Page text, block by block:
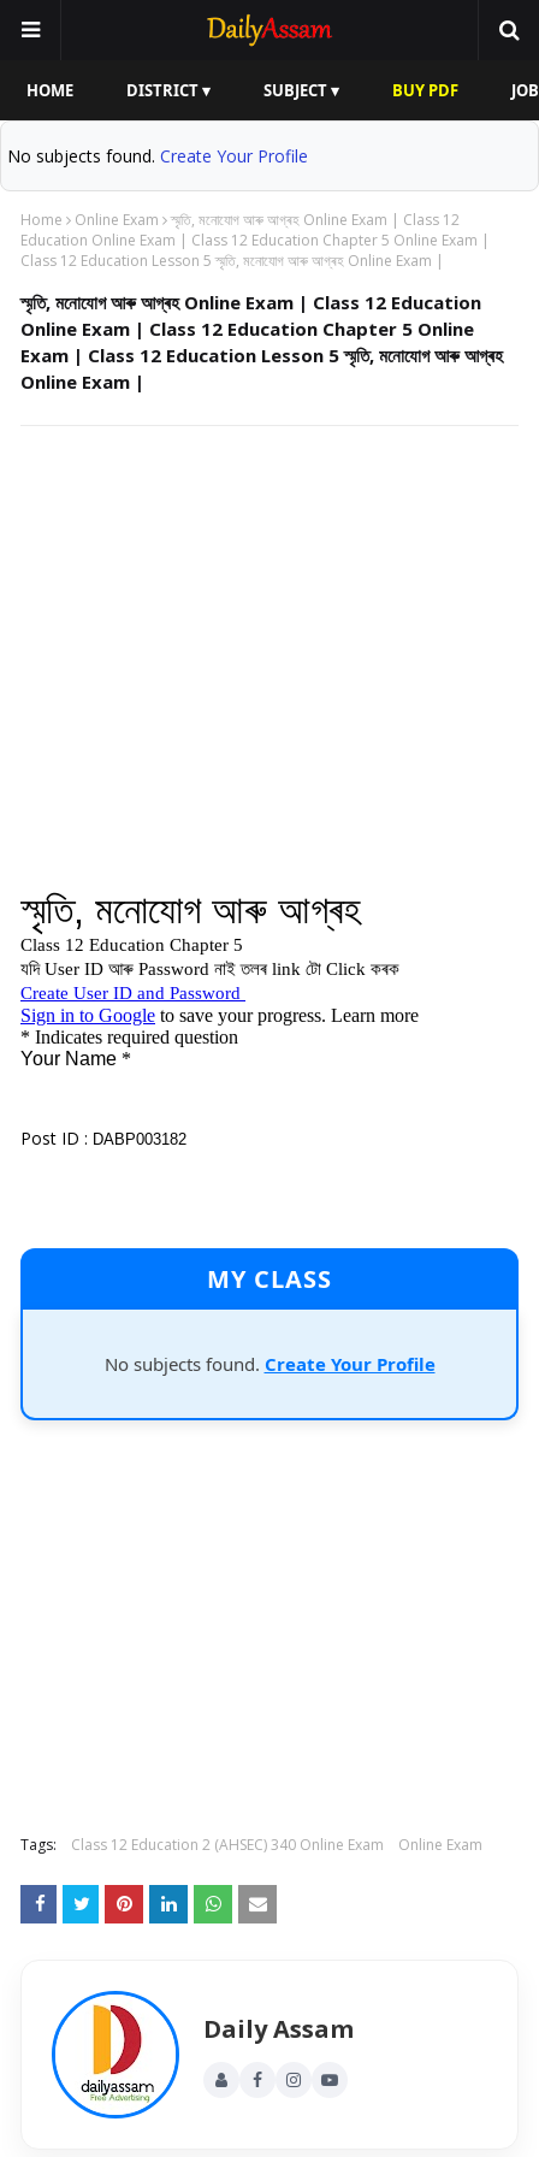
HOME DISTRICT ▾ SUBJECT ▾ BUY PDF
No subjects found. Create Your Profile
Home Online Exam
স্মৃতি, মনোযোগ আৰু আগ্ৰহ Online Exam | Class 12
Education Online Exam | Class 12 Education Chapter 5 Online Exam |
Class 12 Education Lesson 5 স্মৃতি, মনোযোগ আৰু আগ্ৰহ Online Exam |
স্মৃতি, মনোযোগ আৰু আগ্ৰহ Online Exam | Class 12 Education
Online Exam | Class 12 Education Chapter 5 Online
Exam | Class 12 Education Lesson 5 স্মৃতি, মনোযোগ আৰু আগ্ৰহ
Online Exam |
Post ID : DABP003182
MY CLASS
No subjects found. Create Your Profile
Tags: Class 12 Education 2 (AHSEC) 340 Online Exam Online Exam
Daily Assam